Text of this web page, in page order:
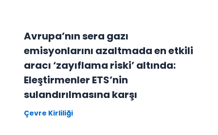
Avrupa’nın sera gazı
emisyonlarını azaltmada en etkili
aracı ‘zayıflama riski’ altında:
Eleştirmenler ETS’nin
sulandırılmasına karşı
Çevre Kirliliği